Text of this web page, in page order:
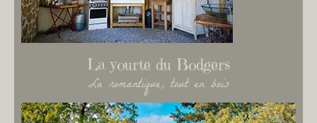
La yourte du Bodgers
La romantique, tout en bois